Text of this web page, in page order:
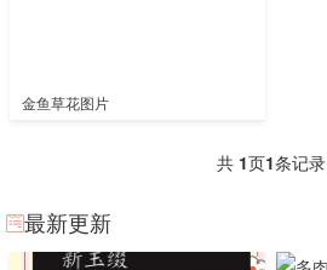
金鱼草花图片
共 1页1条记录
最新更新